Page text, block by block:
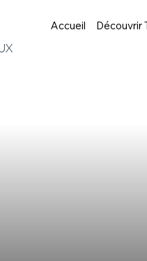
Accueil Découvrir